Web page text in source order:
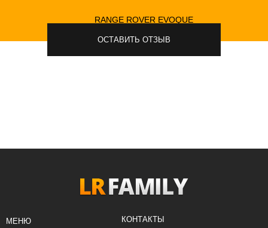
RANGE ROVER EVOQUE
ПРИЧИНА ОБРАЩЕНИЯ - ТЕЧЬ МАСЛА
ОСТАВИТЬ ОТЗЫВ
МЕНЮ КОНТАКТЫ